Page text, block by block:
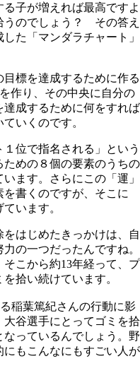
子が増えれば最高ですよ
うのでしょう？ その答え
た「マンダラチャート」
目標を達成するために作る
作り、その中央に自分の
成するために何をすれば
いくのです。
位で指名される」という
ための８個の要素のうちの
ます。さらにこの「運」
書くのですが、そこに
います。
はじめたきっかけは、自
の一つだったんですね。
そこから約13年経って、プ
拾い続けています。
稲葉篤紀さんの行動に影
大谷選手にとってゴミを拾
っているんでしょう。野
もこんなにもすごい人が